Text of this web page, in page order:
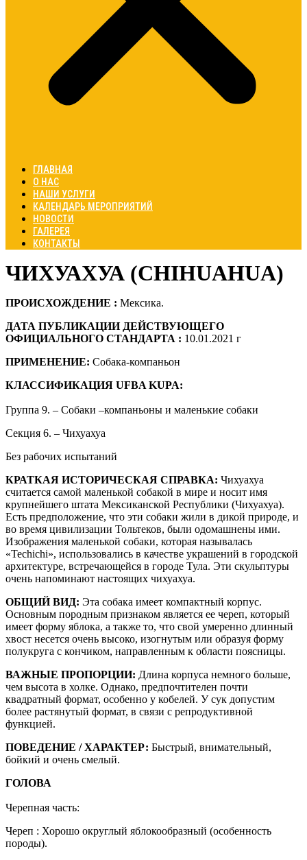
ГЛАВНАЯ
О НАС
НАШИ УСЛУГИ
КАЛЕНДАРЬ МЕРОПРИЯТИЙ
НОВОСТИ
ГАЛЕРЕЯ
КОНТАКТЫ
ЧИХУАХУА (CHIHUAHUA)
ПРОИСХОЖДЕНИЕ : Мексика.
ДАТА ПУБЛИКАЦИИ ДЕЙСТВУЮЩЕГО
ОФИЦИАЛЬНОГО СТАНДАРТА : 10.01.2021 г
ПРИМЕНЕНИЕ: Собака-компаньон
КЛАССИФИКАЦИЯ UFBA KUPA:
Группа 9. – Собаки –компаньоны и маленькие собаки
Секция 6. – Чихуахуа
Без рабочих испытаний
КРАТКАЯ ИСТОРИЧЕСКАЯ СПРАВКА: Чихуахуа
считается самой маленькой собакой в мире и носит имя
крупнейшего штата Мексиканской Республики (Чихуахуа).
Есть предположение, что эти собаки жили в дикой природе, и
во время цивилизации Тольтеков, были одомашнены ими.
Изображения маленькой собаки, которая называлась
«Techichi», использовались в качестве украшений в городской
архитектуре, встречающейся в городе Тула. Эти скульптуры
очень напоминают настоящих чихуахуа.
ОБЩИЙ ВИД: Эта собака имеет компактный корпус.
Основным породным признаком является ее череп, который
имеет форму яблока, а также то, что свой умеренно длинный
хвост несется очень высоко, изогнутым или образуя форму
полукруга с кончиком, направленным к области поясницы.
ВАЖНЫЕ ПРОПОРЦИИ: Длина корпуса немного больше,
чем высота в холке. Однако, предпочтителен почти
квадратный формат, особенно у кобелей. У сук допустим
более растянутый формат, в связи с репродуктивной
функцией.
ПОВЕДЕНИЕ / ХАРАКТЕР: Быстрый, внимательный,
бойкий и очень смелый.
ГОЛОВА
Черепная часть:
Череп : Хорошо округлый яблокообразный (особенность
породы).